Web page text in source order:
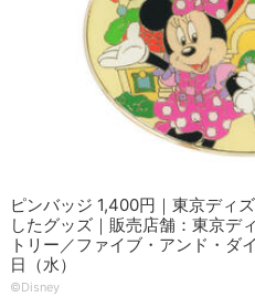
ピンバッジ 1,400円｜東京ディ
したグッズ｜販売店舗：東京デ
トリー／ファイブ・アンド・ダ
日（水）
©Disney